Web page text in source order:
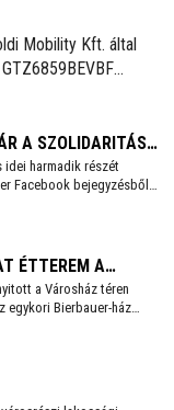
Mobility Kft. által
darabonkénti
A SZOLIDARITÁSI
harmadik részét
Facebook bejegyzésből
befizetnie a városnak.
ÉTTEREM A
a Városház téren
egykori Bierbauer-ház
egészen tavaly év
éttermet is évek óta nagy